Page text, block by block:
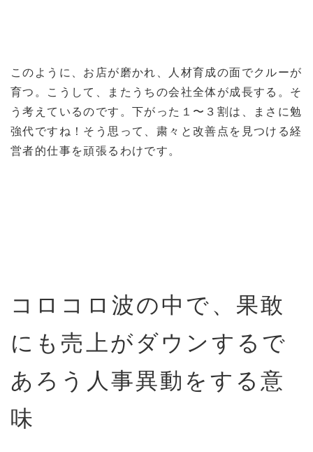
このように、お店が磨かれ、人材育成の面でクルーが
育つ。こうして、またうちの会社全体が成長する。そ
う考えているのです。下がった１〜３割は、まさに勉
強代ですね！そう思って、粛々と改善点を見つける経
営者的仕事を頑張るわけです。
コロコロ波の中で、果敢
にも売上がダウンするで
あろう人事異動をする意
味